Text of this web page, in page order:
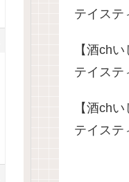
テイステ
【酒ch
テイステ
【酒ch
テイステ